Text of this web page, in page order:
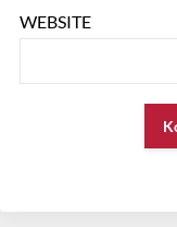
WEBSITE